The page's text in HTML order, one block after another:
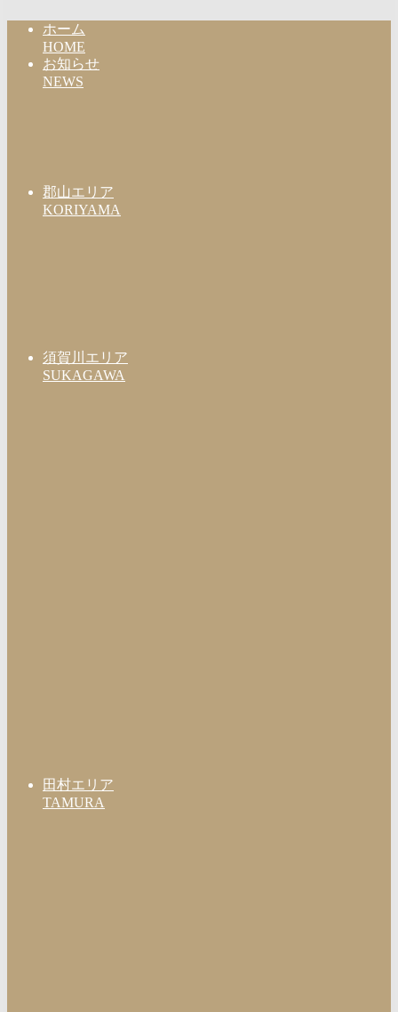
ホーム
HOME
お知らせ
NEWS
郡山エリア
KORIYAMA
須賀川エリア
SUKAGAWA
田村エリア
TAMURA